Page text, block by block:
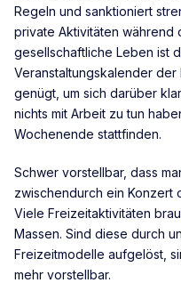
Regeln und sanktioniert
private Aktivitäten während
gesellschaftliche Leben ist
Veranstaltungskalender
genügt, um sich darüber
nichts mit Arbeit zu tun
Wochenende stattfinden.
Schwer vorstellbar, dass
zwischendurch ein Konzert
Viele Freizeitaktivitäten
Massen. Sind diese durch
Freizeitmodelle aufgelöst,
mehr vorstellbar.